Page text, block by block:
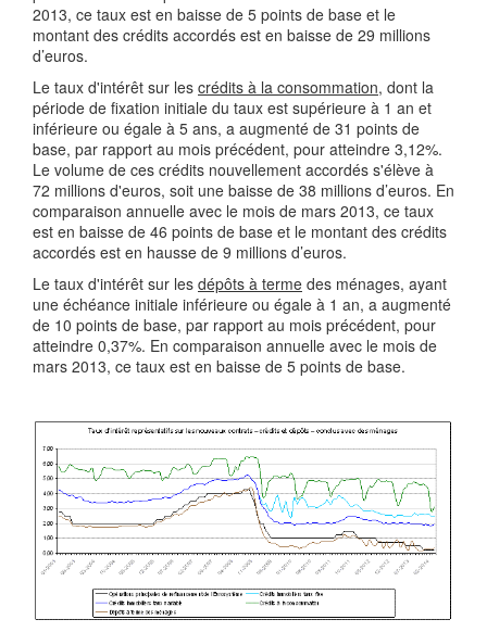
2013, ce taux est en baisse de 5 points de base et le
montant des crédits accordés est en baisse de 29 millions
d’euros.
Le taux d'intérêt sur les crédits à la consommation, dont la
période de fixation initiale du taux est supérieure à 1 an et
inférieure ou égale à 5 ans, a augmenté de 31 points de
base, par rapport au mois précédent, pour atteindre 3,12%.
Le volume de ces crédits nouvellement accordés s'élève à
72 millions d'euros, soit une baisse de 38 millions d’euros. En
comparaison annuelle avec le mois de mars 2013, ce taux
est en baisse de 46 points de base et le montant des crédits
accordés est en hausse de 9 millions d’euros.
Le taux d'intérêt sur les dépôts à terme des ménages, ayant
une échéance initiale inférieure ou égale à 1 an, a augmenté
de 10 points de base, par rapport au mois précédent, pour
atteindre 0,37%. En comparaison annuelle avec le mois de
mars 2013, ce taux est en baisse de 5 points de base.